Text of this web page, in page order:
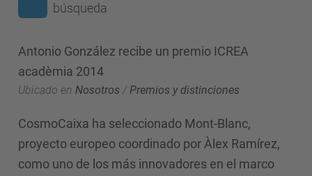
búsqueda
Antonio González recibe un premio ICREA
acadèmia 2014
Ubicado en Nosotros / Premios y distinciones
CosmoCaixa ha seleccionado Mont-Blanc,
proyecto europeo coordinado por Àlex Ramírez,
como uno de los más innovadores en el marco